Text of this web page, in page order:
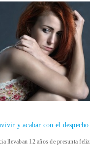
y acabar con el despecho
llevaban 12 años de presunta feliz